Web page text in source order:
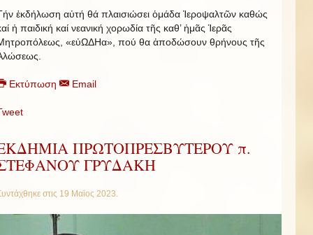
ἐκδήλωση αὐτή θά πλαισιώσει ὁμάδα Ἱεροψαλτῶν καθώς
ἡ παιδική καί νεανική χορωδία τῆς καθ’ ἡμᾶς Ἱερᾶς
«εὐΩΔΗα», πού θα ἀποδώσουν θρήνους τῆς
Εκτύπωση Email
ΠΡΩΤΟΠΡΕΣΒΥΤΕΡΟΥ π.
ΓΡΥΔΑΚΗ
στις 19 Μαϊος 2023.